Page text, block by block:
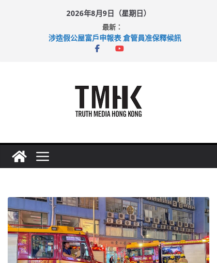
2026年8月9日（星期日）
最新：
涉造假公屋富戶申報表 倉管員准保釋候訊